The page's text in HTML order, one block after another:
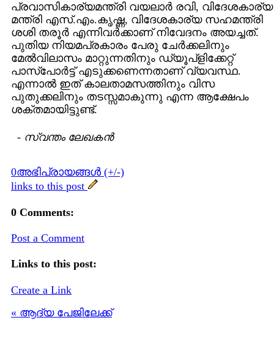
പ്രവാസികാര്യമന്ത്രി വയലാര്‍ രവി, വിദേശകാര്യ
മന്ത്രി എസ്.എം.കൃഷ്ണ, വിദേശകാര്യ സഹമന്ത്രി
ശശി തരൂര്‍ എന്നിവര്‍ക്കാണ് നിവേദനം അയച്ചത്.
പുതിയ നിയമപ്രകാരം പേരു ചേര്‍ക്കലിനും
മേല്‍വിലാസം മാറ്റുന്നതിനും ഡ്യൂപ്ളിക്കേറ്റ്
പാസ്പോര്‍ട്ട് എടുക്കണെന്നതാണ് വ്യവസ്ഥ.
എന്നാല്‍ ഇത് കാലതാമസത്തിനും വിസ
പുതുക്കലിനും തടസ്സമാകുന്നു എന്ന ആക്ഷേപം
ശക്തമായിട്ടുണ്ട്.
- സ്വന്തം ലേഖകന്‍
0അഭിപ്രായങ്ങള്‍ (+/-)
links to this post
0 Comments:
Post a Comment
Links to this post:
Create a Link
« ആദ്യ പേജിലേക്ക്